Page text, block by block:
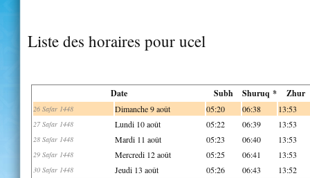
Liste des horaires pour ucel
Date Subh Shuruq * Zhur
26 Safar 1448 Dimanche 9 août 05:20 06:38 13:53
27 Safar 1448 Lundi 10 août 05:22 06:39 13:53
28 Safar 1448 Mardi 11 août 05:23 06:40 13:53
29 Safar 1448 Mercredi 12 août 05:25 06:41 13:53
30 Safar 1448 Jeudi 13 août 05:26 06:43 13:52